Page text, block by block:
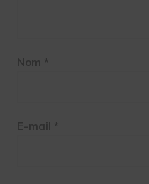
Nom *
E-mail *